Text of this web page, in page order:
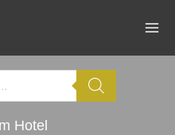
Hotel